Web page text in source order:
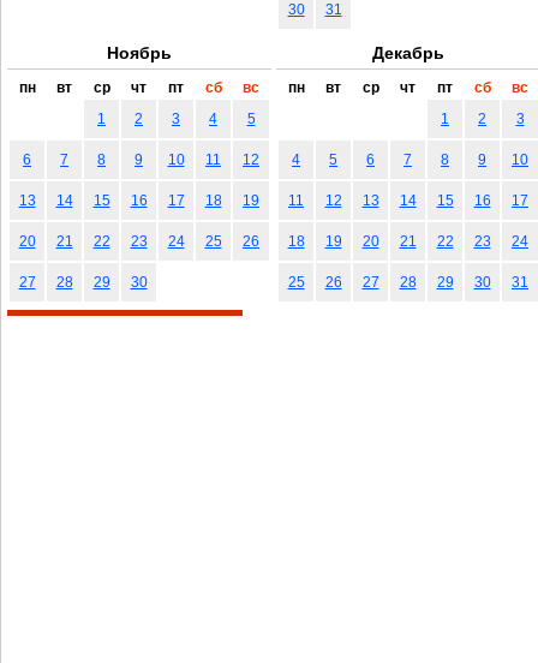
30 31
Ноябрь
пн вт ср чт пт сб
вс
1
2 3 4 5
6 7 8 9 10 11 12
13 14 15 16 17 18 19
20 21 22 23 24 25 26
27 28 29 30
Декабрь
пн вт ср чт пт сб
вс
1
2 3
4 5 6 7 8 9 10
11 12 13 14 15 16 17
18 19 20 21 22 23 24
25 26 27 28 29 30 31